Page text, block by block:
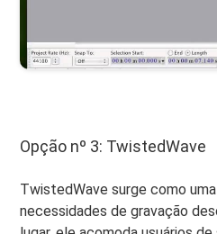
Opção nº 3: TwistedWave
TwistedWave surge como
necessidades de gravação